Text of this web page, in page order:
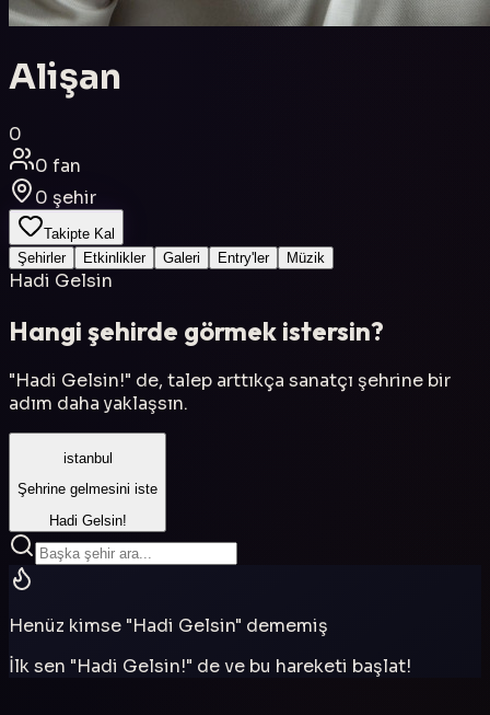
Alişan
0
0 fan
0 şehir
Takipte Kal
Şehirler
Etkinlikler Galeri Entry'ler Müzik
Hadi Gelsin
Hangi şehirde görmek istersin?
"Hadi Gelsin!" de, talep arttıkça sanatçı şehrine bir
adım daha yaklaşsın.
istanbul
Şehrine gelmesini iste
Hadi Gelsin!
Henüz kimse "Hadi Gelsin" dememiş
İlk sen "Hadi Gelsin!" de ve bu hareketi başlat!